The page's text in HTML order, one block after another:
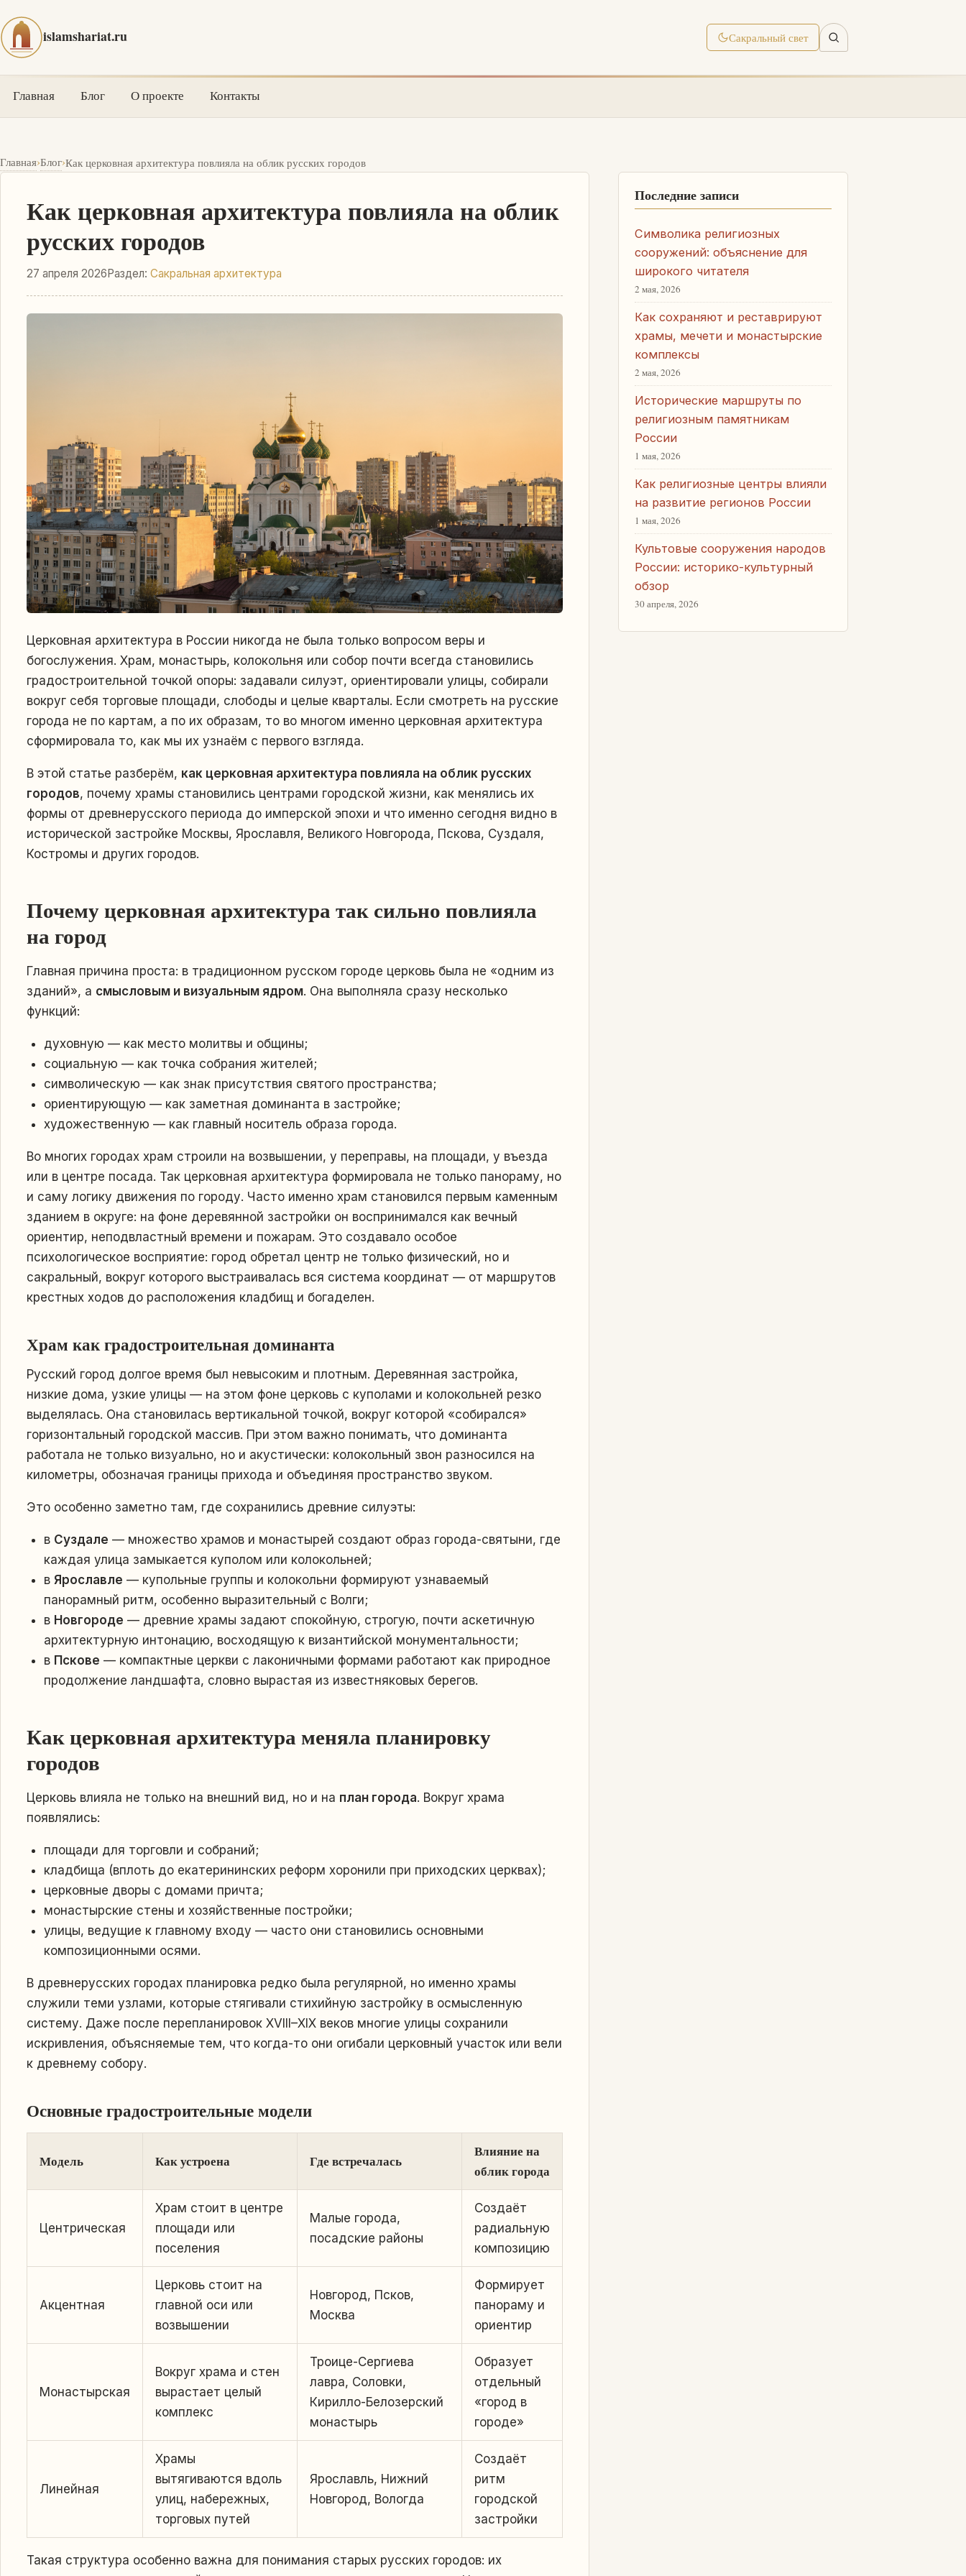
islamshariat.ru Сакральный свет
Главная Блог О проекте Контакты
Главная›Блог›Как церковная архитектура повлияла на облик русских городов
Как церковная архитектура повлияла на облик
русских городов
27 апреля 2026Раздел: Сакральная архитектура
Церковная архитектура в России никогда не была только вопросом веры и
богослужения. Храм, монастырь, колокольня или собор почти всегда становились
градостроительной точкой опоры: задавали силуэт, ориентировали улицы, собирали
вокруг себя торговые площади, слободы и целые кварталы. Если смотреть на русские
города не по картам, а по их образам, то во многом именно церковная архитектура
сформировала то, как мы их узнаём с первого взгляда.
В этой статье разберём, как церковная архитектура повлияла на облик русских
городов, почему храмы становились центрами городской жизни, как менялись их
формы от древнерусского периода до имперской эпохи и что именно сегодня видно в
исторической застройке Москвы, Ярославля, Великого Новгорода, Пскова, Суздаля,
Костромы и других городов.
Почему церковная архитектура так сильно повлияла
на город
Главная причина проста: в традиционном русском городе церковь была не «одним из
зданий», а смысловым и визуальным ядром. Она выполняла сразу несколько
функций:
духовную — как место молитвы и общины;
социальную — как точка собрания жителей;
символическую — как знак присутствия святого пространства;
ориентирующую — как заметная доминанта в застройке;
художественную — как главный носитель образа города.
Во многих городах храм строили на возвышении, у переправы, на площади, у въезда
или в центре посадa. Так церковная архитектура формировала не только панораму, но
и саму логику движения по городу. Часто именно храм становился первым каменным
зданием в округе: на фоне деревянной застройки он воспринимался как вечный
ориентир, неподвластный времени и пожарам. Это создавало особое
психологическое восприятие: город обретал центр не только физический, но и
сакральный, вокруг которого выстраивалась вся система координат — от маршрутов
крестных ходов до расположения кладбищ и богаделен.
Храм как градостроительная доминанта
Русский город долгое время был невысоким и плотным. Деревянная застройка,
низкие дома, узкие улицы — на этом фоне церковь с куполами и колокольней резко
выделялась. Она становилась вертикальной точкой, вокруг которой «собирался»
горизонтальный городской массив. При этом важно понимать, что доминанта
работала не только визуально, но и акустически: колокольный звон разносился на
километры, обозначая границы прихода и объединяя пространство звуком.
Это особенно заметно там, где сохранились древние силуэты:
в Суздале — множество храмов и монастырей создают образ города-святыни, где
каждая улица замыкается куполом или колокольней;
в Ярославле — купольные группы и колокольни формируют узнаваемый
панорамный ритм, особенно выразительный с Волги;
в Новгороде — древние храмы задают спокойную, строгую, почти аскетичную
архитектурную интонацию, восходящую к византийской монументальности;
в Пскове — компактные церкви с лаконичными формами работают как природное
продолжение ландшафта, словно вырастая из известняковых берегов.
Как церковная архитектура меняла планировку
городов
Церковь влияла не только на внешний вид, но и на план города. Вокруг храма
появлялись:
площади для торговли и собраний;
кладбища (вплоть до екатерининских реформ хоронили при приходских церквах);
церковные дворы с домами причта;
монастырские стены и хозяйственные постройки;
улицы, ведущие к главному входу — часто они становились основными
композиционными осями.
В древнерусских городах планировка редко была регулярной, но именно храмы
служили теми узлами, которые стягивали стихийную застройку в осмысленную
систему. Даже после перепланировок XVIII–XIX веков многие улицы сохранили
искривления, объясняемые тем, что когда-то они огибали церковный участок или вели
к древнему собору.
Основные градостроительные модели
Модель Как устроена Где встречалась
Влияние на
облик города
Центрическая
Храм стоит в центре
площади или
поселения
Малые города,
посадские районы
Создаёт
радиальную
композицию
Акцентная
Церковь стоит на
главной оси или
возвышении
Новгород, Псков,
Москва
Формирует
панораму и
ориентир
Монастырская
Вокруг храма и стен
вырастает целый
комплекс
Троице-Сергиева
лавра, Соловки,
Кирилло-Белозерский
монастырь
Образует
отдельный
«город в
городе»
Линейная
Храмы
вытягиваются вдоль
улиц, набережных,
торговых путей
Ярославль, Нижний
Новгород, Вологда
Создаёт
ритм
городской
застройки
Такая структура особенно важна для понимания старых русских городов: их
Последние записи
Символика религиозных
сооружений: объяснение для
широкого читателя
2 мая, 2026
Как сохраняют и реставрируют
храмы, мечети и монастырские
комплексы
2 мая, 2026
Исторические маршруты по
религиозным памятникам
России
1 мая, 2026
Как религиозные центры влияли
на развитие регионов России
1 мая, 2026
Культовые сооружения народов
России: историко-культурный
обзор
30 апреля, 2026